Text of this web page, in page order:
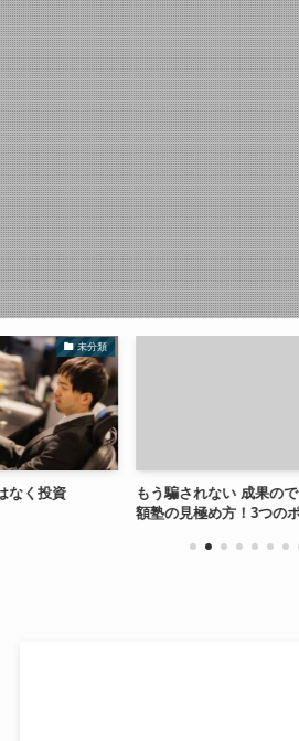
未分類
く投資
もう騙されない 成果ので
額塾の見極め方！3つのポ